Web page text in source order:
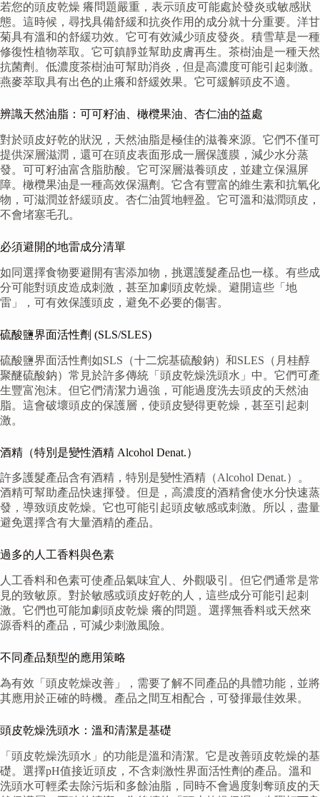
若您的頭皮乾燥 癢問題嚴重，表示頭皮可能處於發炎或敏感狀
態。這時候，尋找具備舒緩和抗炎作用的成分就十分重要。洋甘
菊具有溫和的舒緩功效。它可有效減少頭皮發炎。積雪草是一種
修復性植物萃取。它可鎮靜並幫助皮膚再生。茶樹油是一種天然
抗菌劑。低濃度茶樹油可幫助消炎，但是高濃度可能引起刺激。
燕麥萃取具有出色的止癢和舒緩效果。它可緩解頭皮不適。
辨識天然油脂：可可籽油、橄欖果油、杏仁油的益處
對於頭皮好乾的狀況，天然油脂是極佳的滋養來源。它們不僅可
提供深層滋潤，還可在頭皮表面形成一層保護膜，減少水分蒸
發。可可籽油富含脂肪酸。它可深層滋養頭皮，並建立保濕屏
障。橄欖果油是一種高效保濕劑。它含有豐富的維生素和抗氧化
物，可滋潤並舒緩頭皮。杏仁油質地輕盈。它可溫和滋潤頭皮，
不會堵塞毛孔。
必須避開的地雷成分清單
如同選擇食物要避開有害添加物，挑選護髮產品也一樣。有些成
分可能對頭皮造成刺激，甚至加劇頭皮乾燥。避開這些「地
雷」，可有效保護頭皮，避免不必要的傷害。
硫酸鹽界面活性劑 (SLS/SLES)
硫酸鹽界面活性劑如SLS（十二烷基硫酸鈉）和SLES（月桂醇
聚醚硫酸鈉）常見於許多傳統「頭皮乾燥洗頭水」中。它們可產
生豐富泡沫。但它們清潔力過強，可能過度洗去頭皮的天然油
脂。這會破壞頭皮的保護層，使頭皮變得更乾燥，甚至引起刺
激。
酒精（特別是變性酒精 Alcohol Denat.）
許多護髮產品含有酒精，特別是變性酒精（Alcohol Denat.）。
酒精可幫助產品快速揮發。但是，高濃度的酒精會使水分快速蒸
發，導致頭皮乾燥。它也可能引起頭皮敏感或刺激。所以，盡量
避免選擇含有大量酒精的產品。
過多的人工香料與色素
人工香料和色素可使產品氣味宜人、外觀吸引。但它們通常是常
見的致敏原。對於敏感或頭皮好乾的人，這些成分可能引起刺
激。它們也可能加劇頭皮乾燥 癢的問題。選擇無香料或天然來
源香料的產品，可減少刺激風險。
不同產品類型的應用策略
為有效「頭皮乾燥改善」，需要了解不同產品的具體功能，並將
其應用於正確的時機。產品之間互相配合，可發揮最佳效果。
頭皮乾燥洗頭水：溫和清潔是基礎
「頭皮乾燥洗頭水」的功能是溫和清潔。它是改善頭皮乾燥的基
礎。選擇pH值接近頭皮，不含刺激性界面活性劑的產品。溫和
洗頭水可輕柔去除污垢和多餘油脂，同時不會過度剝奪頭皮的天